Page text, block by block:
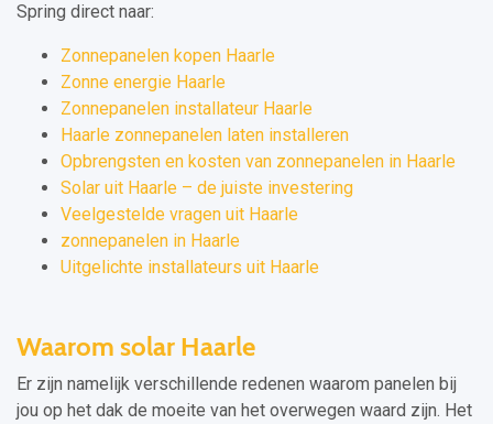
Spring direct naar:
Zonnepanelen kopen Haarle
Zonne energie Haarle
Zonnepanelen installateur Haarle
Haarle zonnepanelen laten installeren
Opbrengsten en kosten van zonnepanelen in Haarle
Solar uit Haarle – de juiste investering
Veelgestelde vragen uit Haarle
zonnepanelen in Haarle
Uitgelichte installateurs uit Haarle
Waarom solar Haarle
Er zijn namelijk verschillende redenen waarom panelen bij
jou op het dak de moeite van het overwegen waard zijn. Het